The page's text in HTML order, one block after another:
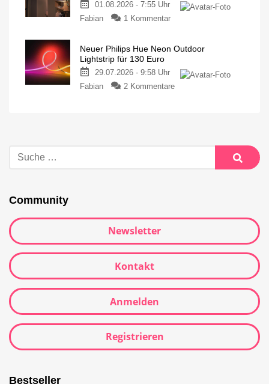
01.08.2026 - 7:55 Uhr
Fabian
1 Kommentar
Neuer Philips Hue Neon Outdoor
Lightstrip für 130 Euro
29.07.2026 - 9:58 Uhr
Fabian
2 Kommentare
Community
Newsletter
Kontakt
Anmelden
Registrieren
Bestseller